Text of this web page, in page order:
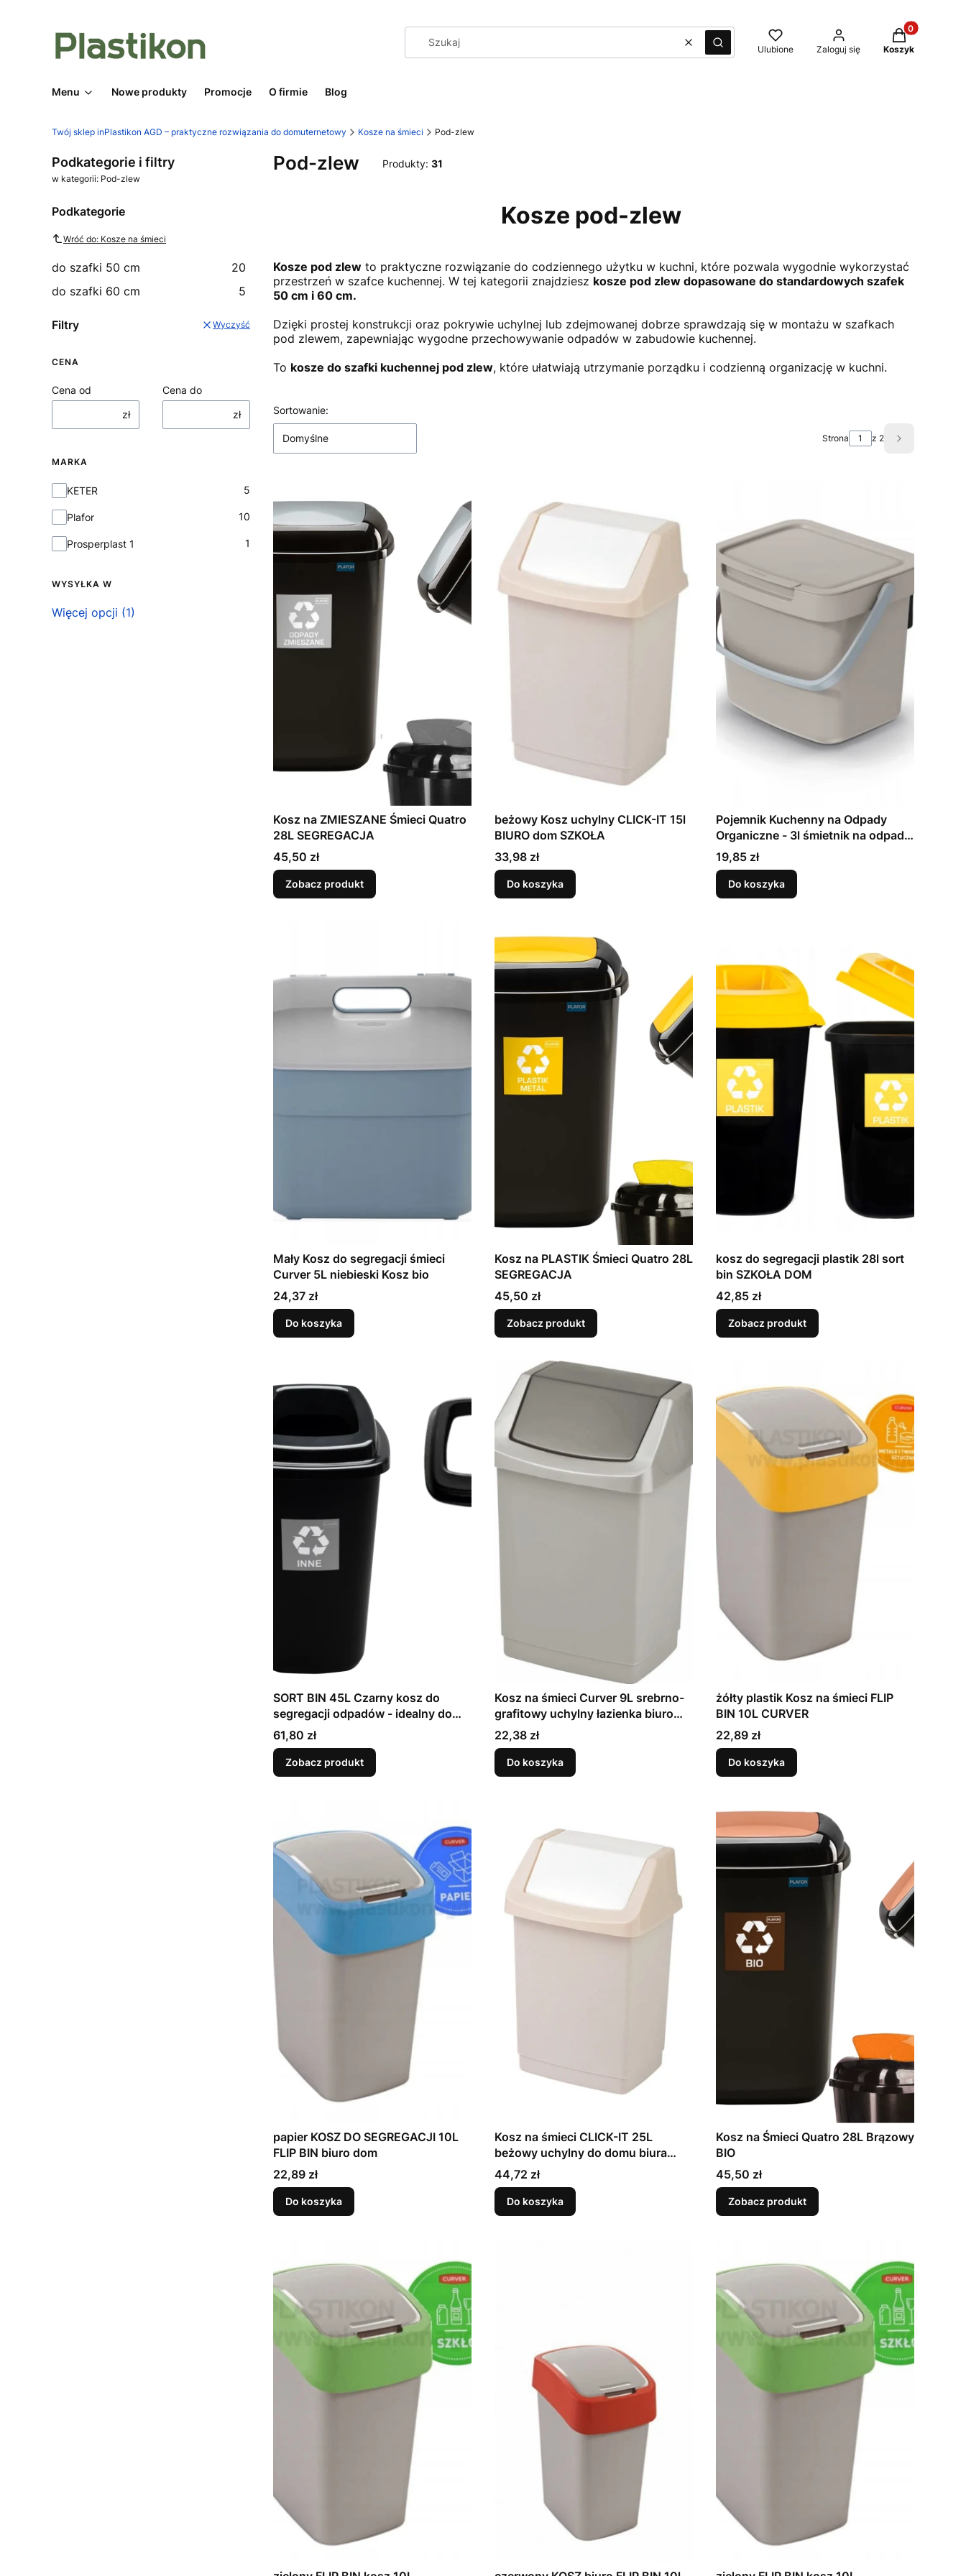
WyczyśćSzukaj Ulubione Zaloguj się
Produkty w
Koszyk
Menu Nowe produkty Promocje O firmie Blog
Twój sklep inPlastikon AGD – praktyczne rozwiązania do domuternetowy Kosze na śmieci Pod-zlew
Podkategorie i filtry
w kategorii: Pod-zlew
Podkategorie
Wróć do: Kosze na śmieci
do szafki 50 cm
20
do szafki 60 cm
5
Filtry Wyczyść
CENA
Cena od
zł
Cena do
zł
MARKA
Marka
KETER 5
Plafor 10
Prosperplast 1 1
WYSYŁKA W
Wysyłka w
Więcej opcji (1)
Pod-zlew Produkty: 31
Kosze pod-zlew
Kosze pod zlew to praktyczne rozwiązanie do codziennego użytku w kuchni, które pozwala wygodnie wykorzystać
przestrzeń w szafce kuchennej. W tej kategorii znajdziesz kosze pod zlew dopasowane do standardowych szafek
50 cm i 60 cm.
Dzięki prostej konstrukcji oraz pokrywie uchylnej lub zdejmowanej dobrze sprawdzają się w montażu w szafkach
pod zlewem, zapewniając wygodne przechowywanie odpadów w zabudowie kuchennej.
To kosze do szafki kuchennej pod zlew, które ułatwiają utrzymanie porządku i codzienną organizację w kuchni.
Lista produktów
Sortowanie:
Domyślne Strona z 2 Następne
Kosz na ZMIESZANE Śmieci Quatro
28L SEGREGACJA
Cena
45,50 zł
Zobacz produkt
beżowy Kosz uchylny CLICK-IT 15l
BIURO dom SZKOŁA
Cena
33,98 zł
Do koszyka
Pojemnik Kuchenny na Odpady
Organiczne - 3l śmietnik na odpady
bio
Cena
19,85 zł
Do koszyka
Mały Kosz do segregacji śmieci
Curver 5L niebieski Kosz bio
Cena
24,37 zł
Do koszyka
Kosz na PLASTIK Śmieci Quatro 28L
SEGREGACJA
Cena
45,50 zł
Zobacz produkt
kosz do segregacji plastik 28l sort
bin SZKOŁA DOM
Cena
42,85 zł
Zobacz produkt
SORT BIN 45L Czarny kosz do
segregacji odpadów - idealny do
recyklingu
Cena
61,80 zł
Zobacz produkt
Kosz na śmieci Curver 9L srebrno-
grafitowy uchylny łazienka biuro
kuchnia
Cena
22,38 zł
Do koszyka
żółty plastik Kosz na śmieci FLIP
BIN 10L CURVER
Cena
22,89 zł
Do koszyka
papier KOSZ DO SEGREGACJI 10L
FLIP BIN biuro dom
Cena
22,89 zł
Do koszyka
Kosz na śmieci CLICK-IT 25L
beżowy uchylny do domu biura
kuchni łazienki
Cena
44,72 zł
Do koszyka
Kosz na Śmieci Quatro 28L Brązowy
BIO
Cena
45,50 zł
Zobacz produkt